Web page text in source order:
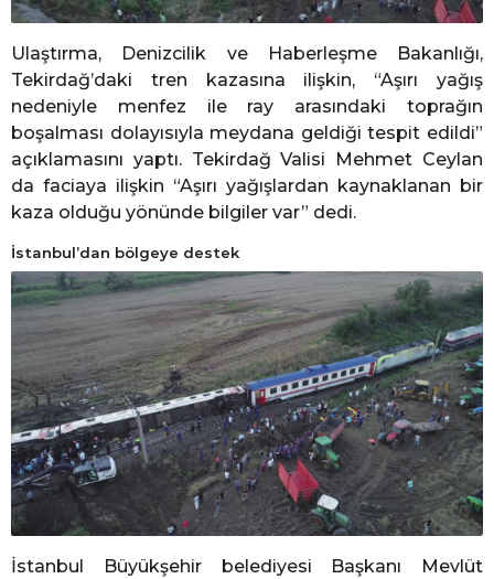
Ulaştırma, Denizcilik ve Haberleşme Bakanlığı,
Tekirdağ’daki tren kazasına ilişkin, “Aşırı yağış
nedeniyle menfez ile ray arasındaki toprağın
boşalması dolayısıyla meydana geldiği tespit edildi”
açıklamasını yaptı. Tekirdağ Valisi Mehmet Ceylan
da faciaya ilişkin “Aşırı yağışlardan kaynaklanan bir
kaza olduğu yönünde bilgiler var” dedi.
İstanbul’dan bölgeye destek
İstanbul Büyükşehir belediyesi Başkanı Mevlüt